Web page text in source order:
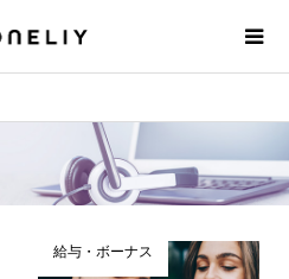
給与・ボーナス